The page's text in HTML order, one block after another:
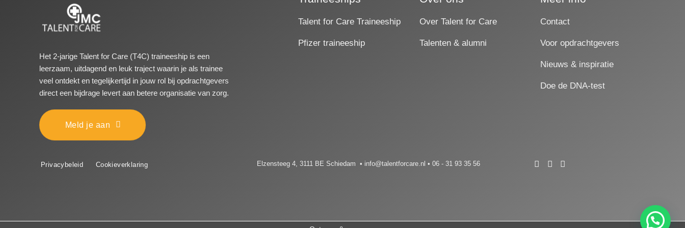
Het 2-jarige Talent for Care (T4C) traineeship is een
leerzaam, uitdagend en leuk traject waarin je als trainee
veel ontdekt en tegelijkertijd in jouw rol bij opdrachtgevers
direct een bijdrage levert aan betere organisatie van zorg.
Meld je aan
Talent for Care Traineeship
Pfizer traineeship
Over Talent for Care
Talenten & alumni
Contact
Voor opdrachtgevers
Nieuws & inspiratie
Doe de DNA-test
Privacybeleid Cookieverklaring Elzensteeg 4, 3111 BE Schiedam • info@talentforcare.nl • 06 - 31 93 35 56